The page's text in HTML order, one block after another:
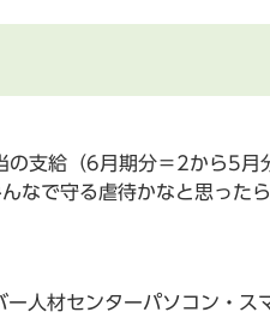
支給（6月期分＝2から5月
なで守る虐待かなと思った
人材センターパソコン・ス